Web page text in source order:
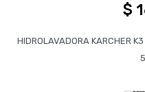
$
HIDROLAVADORA KARCHER